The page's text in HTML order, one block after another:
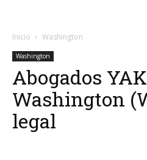
Inicio Washington
Washington
Abogados
Washington
legal